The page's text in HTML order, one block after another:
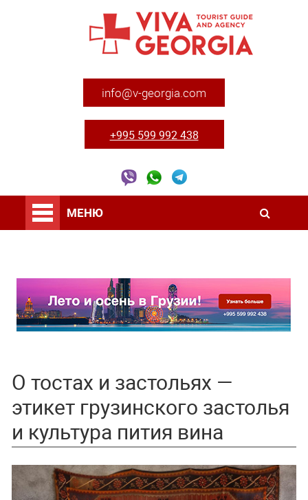
info@v-georgia.com
+995 599 992 438
МЕНЮ
О тостах и застольях —
этикет грузинского застолья
и культура пития вина